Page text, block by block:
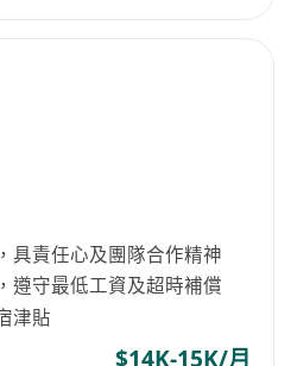
具責任心及團隊合作精神
遵守最低工資及超時補償
津貼
$14K-15K/月